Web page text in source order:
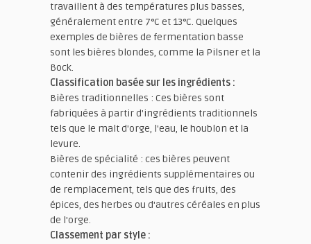
travaillent à des températures plus basses,
généralement entre 7°C et 13°C. Quelques
exemples de bières de fermentation basse
sont les bières blondes, comme la Pilsner et la
Bock.
Classification basée sur les ingrédients :
Bières traditionnelles : Ces bières sont
fabriquées à partir d'ingrédients traditionnels
tels que le malt d'orge, l'eau, le houblon et la
levure.
Bières de spécialité : ces bières peuvent
contenir des ingrédients supplémentaires ou
de remplacement, tels que des fruits, des
épices, des herbes ou d'autres céréales en plus
de l'orge.
Classement par style :